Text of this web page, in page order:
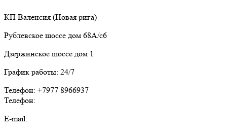
КП Валенсия (Новая рига)
Рублевское шоссе дом 68А/с6
Дзержинское шоссе дом 1
График работы: 24/7
Телефон: +7977 8966937
Телефон:
E-mail: